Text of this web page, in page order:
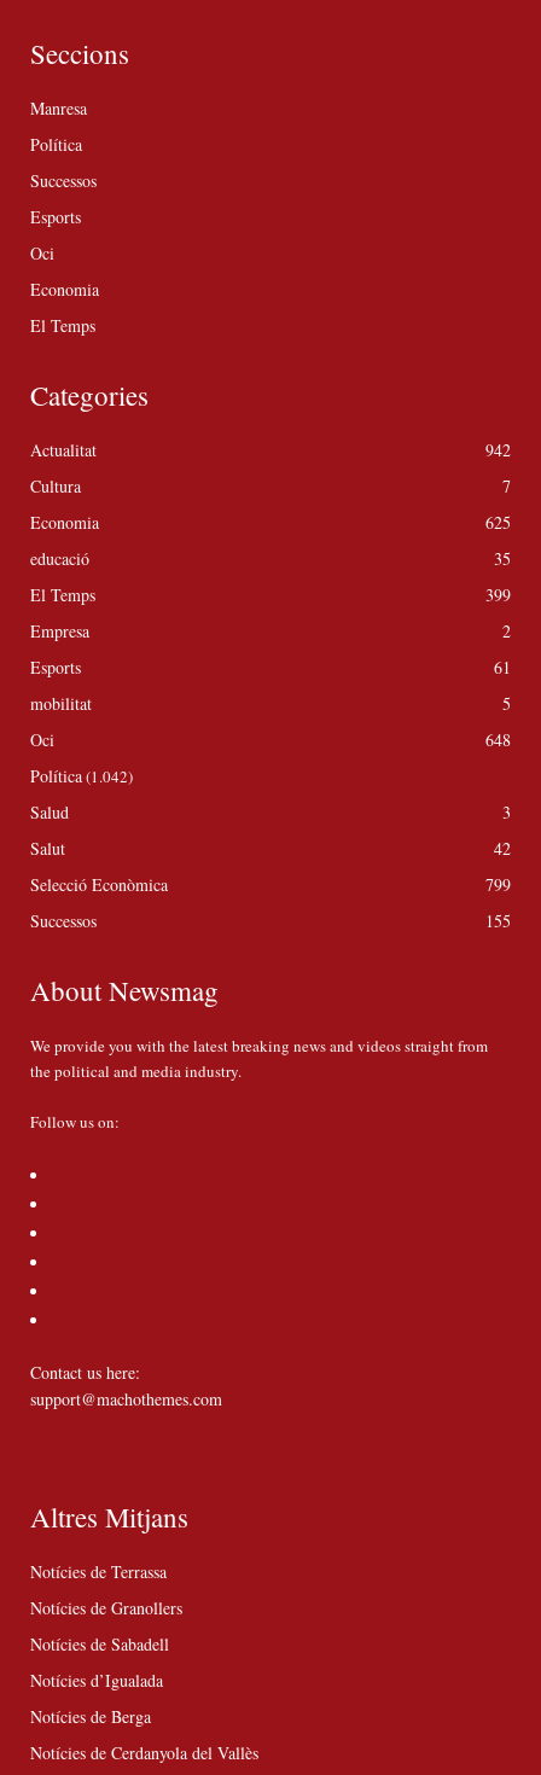
Seccions
Manresa
Política
Successos
Esports
Oci
Economia
El Temps
Categories
Actualitat
942
Cultura
7
Economia
625
educació
35
El Temps
399
Empresa
2
Esports
61
mobilitat
5
Oci
648
Política(1.042)
Salud
3
Salut
42
Selecció Econòmica
799
Successos
155
About Newsmag
We provide you with the latest breaking news and videos straight from
the political and media industry.
Follow us on:
Contact us here:
support@machothemes.com
Altres Mitjans
Notícies de Terrassa
Notícies de Granollers
Notícies de Sabadell
Notícies d’Igualada
Notícies de Berga
Notícies de Cerdanyola del Vallès